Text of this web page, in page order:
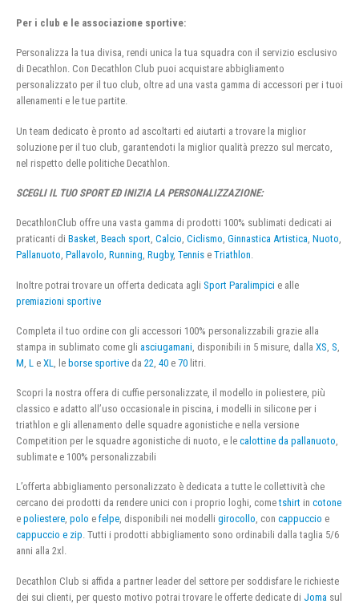
Per i club e le associazione sportive:
Personalizza la tua divisa, rendi unica la tua squadra con il servizio esclusivo
di Decathlon. Con Decathlon Club puoi acquistare abbigliamento
personalizzato per il tuo club, oltre ad una vasta gamma di accessori per i tuoi
allenamenti e le tue partite.
Un team dedicato è pronto ad ascoltarti ed aiutarti a trovare la miglior
soluzione per il tuo club, garantendoti la miglior qualità prezzo sul mercato,
nel rispetto delle politiche Decathlon.
SCEGLI IL TUO SPORT ED INIZIA LA PERSONALIZZAZIONE:
DecathlonClub offre una vasta gamma di prodotti 100% sublimati dedicati ai
praticanti di Basket, Beach sport, Calcio, Ciclismo, Ginnastica Artistica, Nuoto,
Pallanuoto, Pallavolo, Running, Rugby, Tennis e Triathlon.
Inoltre potrai trovare un offerta dedicata agli Sport Paralimpici e alle
premiazioni sportive
Completa il tuo ordine con gli accessori 100% personalizzabili grazie alla
stampa in sublimato come gli asciugamani , disponibili in 5 misure, dalla XS S
M L e XL , le borse sportive da 22 40 e 70 litri.
Scopri la nostra offera di cuffie personalizzate, il modello in poliestere, più
classico e adatto all’uso occasionale in piscina, i modelli in silicone per i
triathlon e gli allenamento delle squadre agonistiche e nella versione
Competition per le squadre agonistiche di nuoto, e le calottine da pallanuoto,
sublimate e 100% personalizzabili
L’offerta abbigliamento personalizzato è dedicata a tutte le collettività che
cercano dei prodotti da rendere unici con i proprio loghi, cometshirt in cotone
e poliestere, polo e felpe, disponibili nei modelli girocollo, con cappuccio e
cappuccio e zip. Tutti i prodotti abbigliamento sono ordinabili dalla taglia 5/6
anni alla 2xl.
Decathlon Club si affida a partner leader del settore per soddisfare le richieste
dei sui clienti, per questo motivo potrai trovare le offerte dedicate di Joma sul